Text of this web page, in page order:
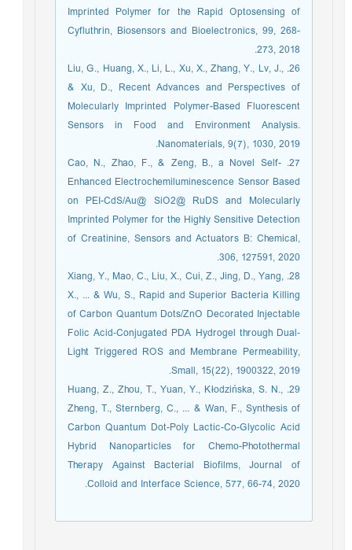
Imprinted Polymer for the Rapid Optosensing of
Cyfluthrin, Biosensors and Bioelectronics, 99, 268-
273, 2018.
26. Liu, G., Huang, X., Li, L., Xu, X., Zhang, Y., Lv, J.,
& Xu, D., Recent Advances and Perspectives of
Molecularly Imprinted Polymer-Based Fluorescent
Sensors in Food and Environment Analysis.
Nanomaterials, 9(7), 1030, 2019.
27. Cao, N., Zhao, F., & Zeng, B., a Novel Self-
Enhanced Electrochemiluminescence Sensor Based
on PEI-CdS/Au@ SiO2@ RuDS and Molecularly
Imprinted Polymer for the Highly Sensitive Detection
of Creatinine, Sensors and Actuators B: Chemical,
306, 127591, 2020.
28. Xiang, Y., Mao, C., Liu, X., Cui, Z., Jing, D., Yang,
X., ... & Wu, S., Rapid and Superior Bacteria Killing
of Carbon Quantum Dots/ZnO Decorated Injectable
Folic Acid‐Conjugated PDA Hydrogel through Dual‐
Light Triggered ROS and Membrane Permeability,
Small, 15(22), 1900322, 2019.
29. Huang, Z., Zhou, T., Yuan, Y., Kłodzińska, S. N.,
Zheng, T., Sternberg, C., ... & Wan, F., Synthesis of
Carbon Quantum Dot-Poly Lactic-Co-Glycolic Acid
Hybrid Nanoparticles for Chemo-Photothermal
Therapy Against Bacterial Biofilms, Journal of
Colloid and Interface Science, 577, 66-74, 2020.